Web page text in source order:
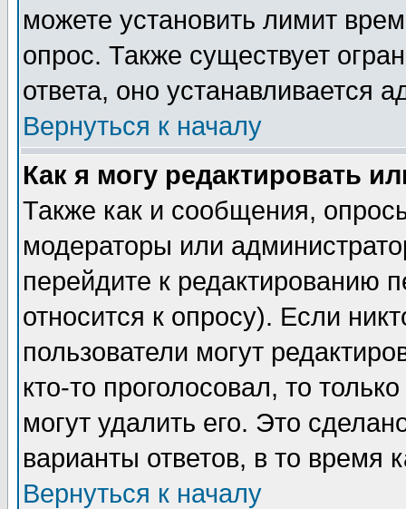
можете установить лимит
опрос. Также существует
ответа, оно устанавливается
Вернуться к началу
Как я могу редактировать
Также как и сообщения,
модераторы или
перейдите к редактированию
относится к опросу). Если
пользователи могут
кто-то проголосовал, то
могут удалить его. Это
варианты ответов, в то время
Вернуться к началу